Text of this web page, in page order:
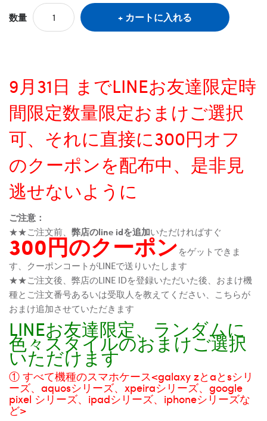
数量 カートに入れる
9月31日 までLINEお友達限定時
間限定数量限定おまけご選択
可、それに直接に300円オフ
のクーポンを配布中、是非見
逃せないように
ご注意：
★★ご注文前、 弊店のline idを追加いただければすぐ
300円のクーポンをゲットできま
す、クーポンコートがLINEで送りいたします
★★ご注文後、弊店のLINE IDを登録いただいた後、おまけ機
種とご注文番号あるいは受取人を教えてください、こちらが
おまけ追加させていただきます
LINEお友達限定、ランダムに
色々スタイルのおまけご選択
いただけます
① すべて機種のスマホケース<galaxy zとaとsシリ
ーズ、aquosシリーズ、xpeiraシリーズ、google
pixel シリーズ、ipadシリーズ、iphoneシリーズな
ど>